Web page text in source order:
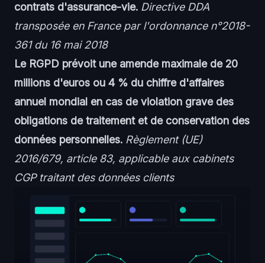
contrats d'assurance-vie. Directive DDA
transposée en France par l'ordonnance n°2018-
361 du 16 mai 2018
Le RGPD prévoit une amende maximale de 20
millions d'euros ou 4 % du chiffre d'affaires
annuel mondial en cas de violation grave des
obligations de traitement et de conservation des
données personnelles. Règlement (UE)
2016/679, article 83, applicable aux cabinets
CGP traitant des données clients